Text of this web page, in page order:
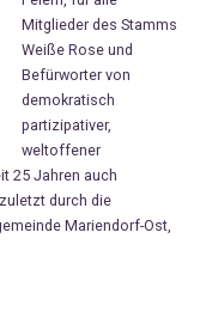
Mitglieder des Stamms
Weiße Rose und
Befürworter von
demokratisch
partizipativer,
weltoffener
25 Jahren auch
durch die
Mariendorf-Ost,